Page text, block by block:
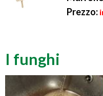
Prezzo:
I funghi